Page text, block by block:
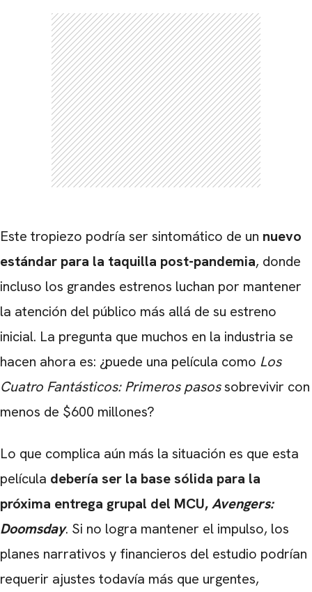
Este tropiezo podría ser sintomático de un nuevo
estándar para la taquilla post-pandemia, donde
incluso los grandes estrenos luchan por mantener
la atención del público más allá de su estreno
inicial. La pregunta que muchos en la industria se
hacen ahora es: ¿puede una película como Los
Cuatro Fantásticos: Primeros pasossobrevivir con
menos de $600 millones?
Lo que complica aún más la situación es que esta
película debería ser la base sólida para la
próxima entrega grupal del MCU,Avengers:
Doomsday. Si no logra mantener el impulso, los
planes narrativos y financieros del estudio podrían
requerir ajustes todavía más que urgentes,
CARREGANDO PUBLICIDADE